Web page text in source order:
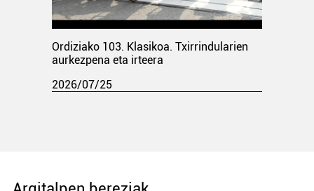
Ordiziako 103. Klasikoa. Txirrindularien
aurkezpena eta irteera
2026/07/25